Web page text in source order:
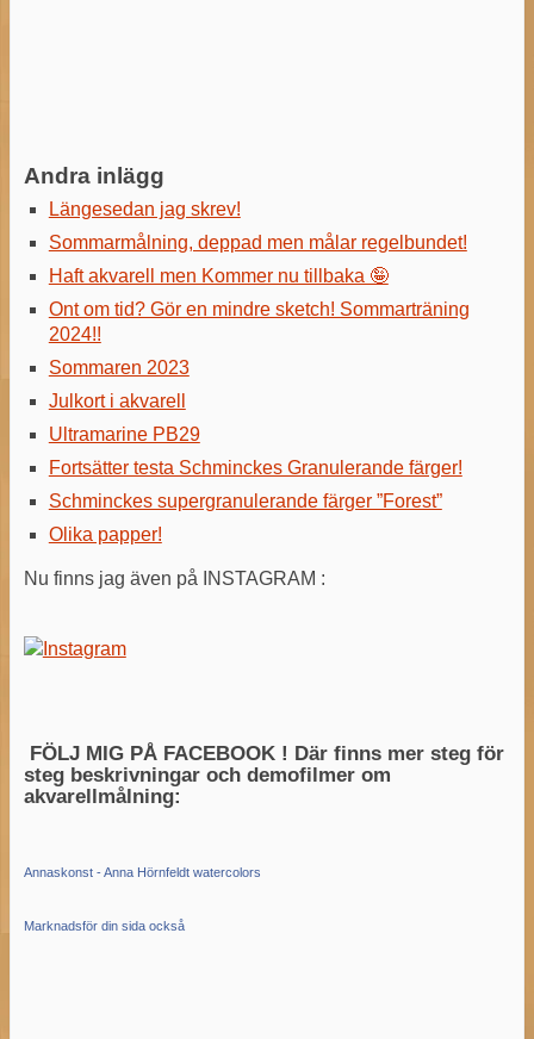
Andra inlägg
Längesedan jag skrev!
Sommarmålning, deppad men målar regelbundet!
Haft akvarell men Kommer nu tillbaka 🤪
Ont om tid? Gör en mindre sketch! Sommarträning
2024!!
Sommaren 2023
Julkort i akvarell
Ultramarine PB29
Fortsätter testa Schminckes Granulerande färger!
Schminckes supergranulerande färger ”Forest”
Olika papper!
Nu finns jag även på INSTAGRAM :
FÖLJ MIG PÅ FACEBOOK ! Där finns mer steg för
steg beskrivningar och demofilmer om
akvarellmålning:
Annaskonst - Anna Hörnfeldt watercolors
Marknadsför din sida också